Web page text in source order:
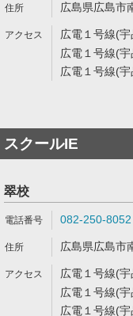
広島県広島市
広電１号線(
広電１号線(
広電１号線(
スクールIE
翠校
082-250-8052
広島県広島市
広電１号線(
広電１号線(
広電１号線(